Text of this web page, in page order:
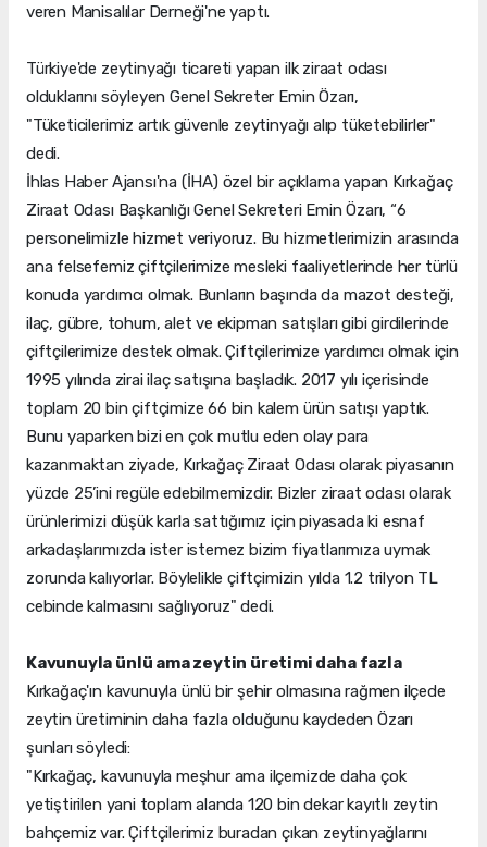
veren Manisalılar Derneği'ne yaptı.
Türkiye'de zeytinyağı ticareti yapan ilk ziraat odası
olduklarını söyleyen Genel Sekreter Emin Özarı,
"Tüketicilerimiz artık güvenle zeytinyağı alıp tüketebilirler"
dedi.
İhlas Haber Ajansı'na (İHA) özel bir açıklama yapan Kırkağaç
Ziraat Odası Başkanlığı Genel Sekreteri Emin Özarı, “6
personelimizle hizmet veriyoruz. Bu hizmetlerimizin arasında
ana felsefemiz çiftçilerimize mesleki faaliyetlerinde her türlü
konuda yardımcı olmak. Bunların başında da mazot desteği,
ilaç, gübre, tohum, alet ve ekipman satışları gibi girdilerinde
çiftçilerimize destek olmak. Çiftçilerimize yardımcı olmak için
1995 yılında zirai ilaç satışına başladık. 2017 yılı içerisinde
toplam 20 bin çiftçimize 66 bin kalem ürün satışı yaptık.
Bunu yaparken bizi en çok mutlu eden olay para
kazanmaktan ziyade, Kırkağaç Ziraat Odası olarak piyasanın
yüzde 25’ini regüle edebilmemizdir. Bizler ziraat odası olarak
ürünlerimizi düşük karla sattığımız için piyasada ki esnaf
arkadaşlarımızda ister istemez bizim fiyatlarımıza uymak
zorunda kalıyorlar. Böylelikle çiftçimizin yılda 1.2 trilyon TL
cebinde kalmasını sağlıyoruz" dedi.
Kavunuyla ünlü ama zeytin üretimi daha fazla
Kırkağaç'ın kavunuyla ünlü bir şehir olmasına rağmen ilçede
zeytin üretiminin daha fazla olduğunu kaydeden Özarı
şunları söyledi:
"Kırkağaç, kavunuyla meşhur ama ilçemizde daha çok
yetiştirilen yani toplam alanda 120 bin dekar kayıtlı zeytin
bahçemiz var. Çiftçilerimiz buradan çıkan zeytinyağlarını